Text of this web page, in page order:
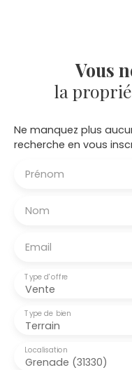
d'acquérir deux lots
Lot 1 - 500m² / Lot
500 m²) N'hésitez
pour plus de
renseignements.
Vous
la
Ne manquez plus
recherche en vous
Prénom
Nom
Email
Vente
Type d'offre
Terrain
Type de bien
Grenade (31330)
Localisation